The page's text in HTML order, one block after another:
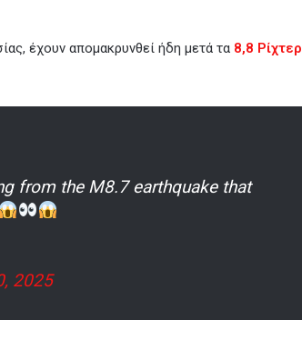
έχουν απομακρυνθεί ήδη μετά τα 8,8 Ρίχτερ
from the M8.7 earthquake that
2025